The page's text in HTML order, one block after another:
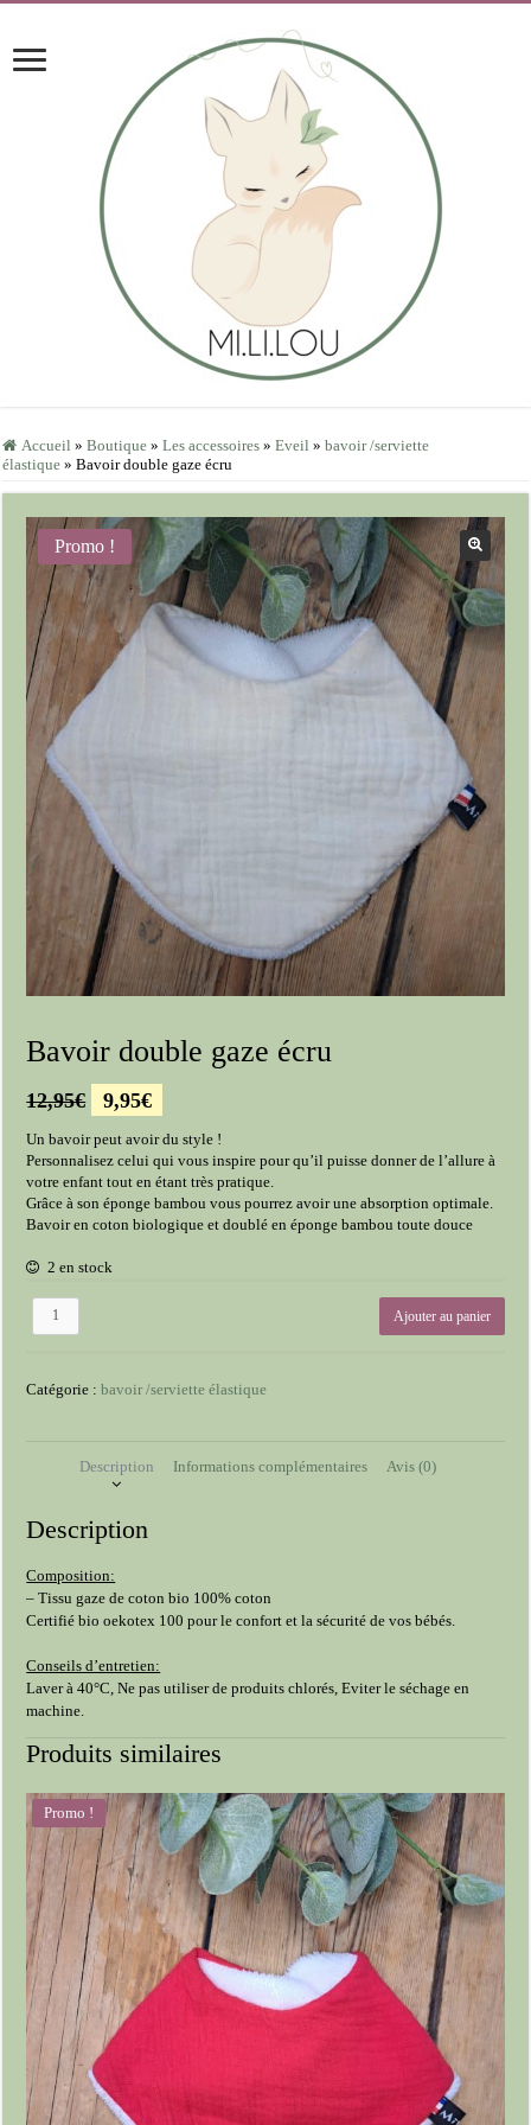
Accueil » Boutique » Les accessoires » Eveil » bavoir /serviette
élastique » Bavoir double gaze écru
Promo !
Bavoir double gaze écru
12,95€
Le
prix
initial
était :
12,95€.
9,95€
prix
actuel
est :
9,95€.
Un bavoir peut avoir du style !
Personnalisez celui qui vous inspire pour qu’il puisse donner de l’allure à
votre enfant tout en étant très pratique.
Grâce à son éponge bambou vous pourrez avoir une absorption optimale.
Bavoir en coton biologique et doublé en éponge bambou toute douce
2 en stock
quantité
gaze
Ajouter au panier
Catégorie :bavoir /serviette élastique
Description Informations complémentaires Avis (0)
Description
Composition:
– Tissu gaze de coton bio 100% coton
Certifié bio oekotex 100 pour le confort et la sécurité de vos bébés.
Conseils d’entretien:
Laver à 40°C, Ne pas utiliser de produits chlorés, Eviter le séchage en
machine.
Produits similaires
Promo !